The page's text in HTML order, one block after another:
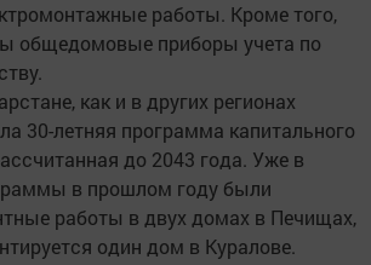
работы. Кроме того,
общедомовые приборы учета по
как и в других регионах
30-летняя программа капитального
до 2043 года. Уже в
в прошлом году были
работы в двух домах в Печищах,
один дом в Куралове.